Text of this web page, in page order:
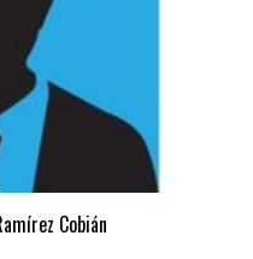
Cobián